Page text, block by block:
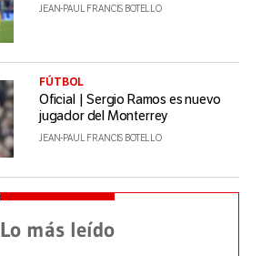
JEAN-PAUL FRANCIS BOTELLO
FÚTBOL
Oficial | Sergio Ramos es nuevo
jugador del Monterrey
JEAN-PAUL FRANCIS BOTELLO
Lo más leído